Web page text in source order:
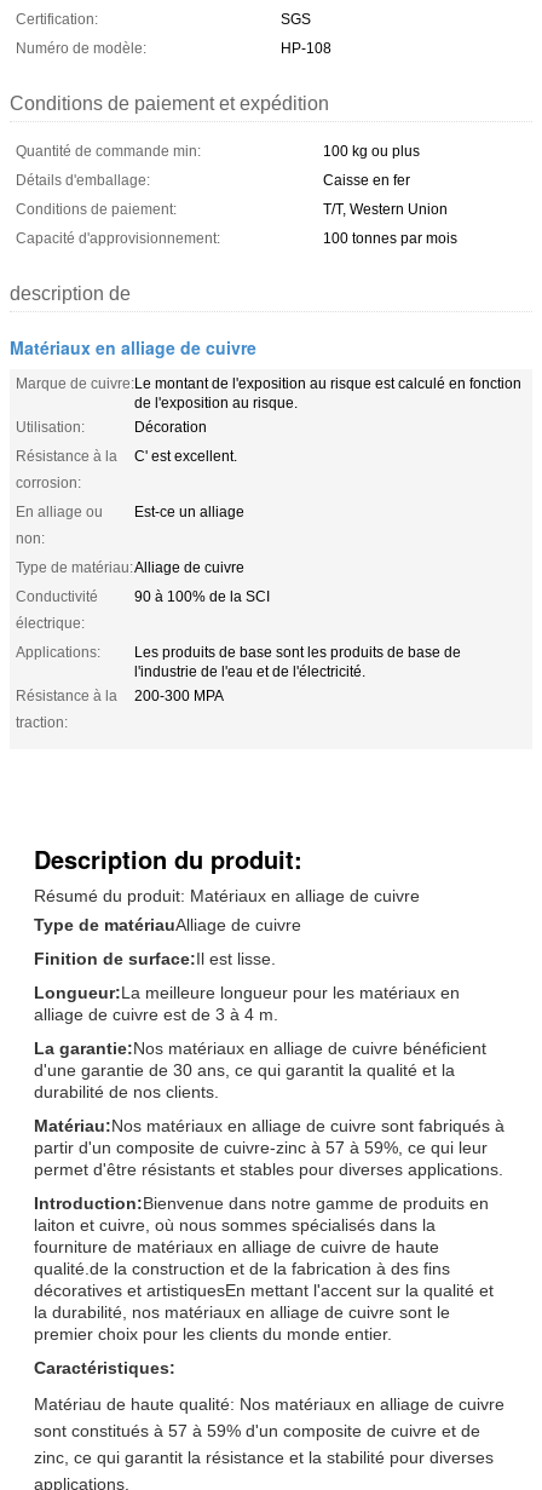
Certification:
SGS
Numéro de modèle:
HP-108
Conditions de paiement et expédition
Quantité de commande min:
100 kg ou plus
Détails d'emballage:
Caisse en fer
Conditions de paiement:
T/T, Western Union
Capacité d'approvisionnement:
100 tonnes par mois
description de
Matériaux en alliage de cuivre
Marque de cuivre:Le montant de l'exposition au risque est calculé en fonction
de l'exposition au risque.
Utilisation:
Décoration
Résistance à la
corrosion:
C' est excellent.
En alliage ou
non:
Est-ce un alliage
Type de matériau:Alliage de cuivre
Conductivité
électrique:
90 à 100% de la SCI
Applications:
Les produits de base sont les produits de base de
l'industrie de l'eau et de l'électricité.
Résistance à la
traction:
200-300 MPA
Description du produit:
Résumé du produit: Matériaux en alliage de cuivre
Type de matériauAlliage de cuivre
Finition de surface:Il est lisse.
Longueur:La meilleure longueur pour les matériaux en
alliage de cuivre est de 3 à 4 m.
La garantie:Nos matériaux en alliage de cuivre bénéficient
d'une garantie de 30 ans, ce qui garantit la qualité et la
durabilité de nos clients.
Matériau:Nos matériaux en alliage de cuivre sont fabriqués à
partir d'un composite de cuivre-zinc à 57 à 59%, ce qui leur
permet d'être résistants et stables pour diverses applications.
Introduction:Bienvenue dans notre gamme de produits en
laiton et cuivre, où nous sommes spécialisés dans la
fourniture de matériaux en alliage de cuivre de haute
qualité.de la construction et de la fabrication à des fins
décoratives et artistiquesEn mettant l'accent sur la qualité et
la durabilité, nos matériaux en alliage de cuivre sont le
premier choix pour les clients du monde entier.
Caractéristiques:
Matériau de haute qualité: Nos matériaux en alliage de cuivre
sont constitués à 57 à 59% d'un composite de cuivre et de
zinc, ce qui garantit la résistance et la stabilité pour diverses
applications.